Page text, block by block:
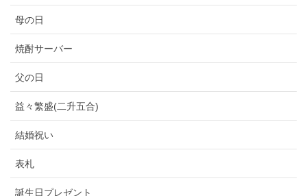
母の日
焼酎サーバー
父の日
益々繁盛(二升五合)
結婚祝い
表札
誕生日プレゼント